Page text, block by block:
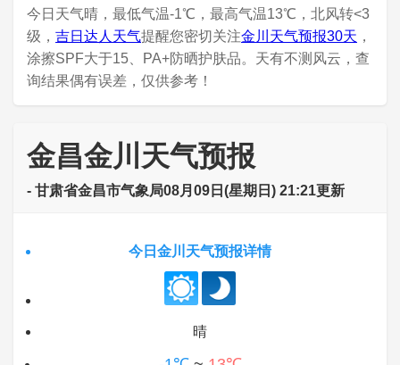
今日天气晴，最低气温-1℃，最高气温13℃，北风转<3
级， 吉日达人天气提醒您密切关注金川天气预报30天 ，
涂擦SPF大于15、PA+防晒护肤品。天有不测风云，查
询结果偶有误差，仅供参考！
金昌金川天气预报
- 甘肃省金昌市气象局08月09日(星期日) 21:21更新
今日金川天气预报详情
晴